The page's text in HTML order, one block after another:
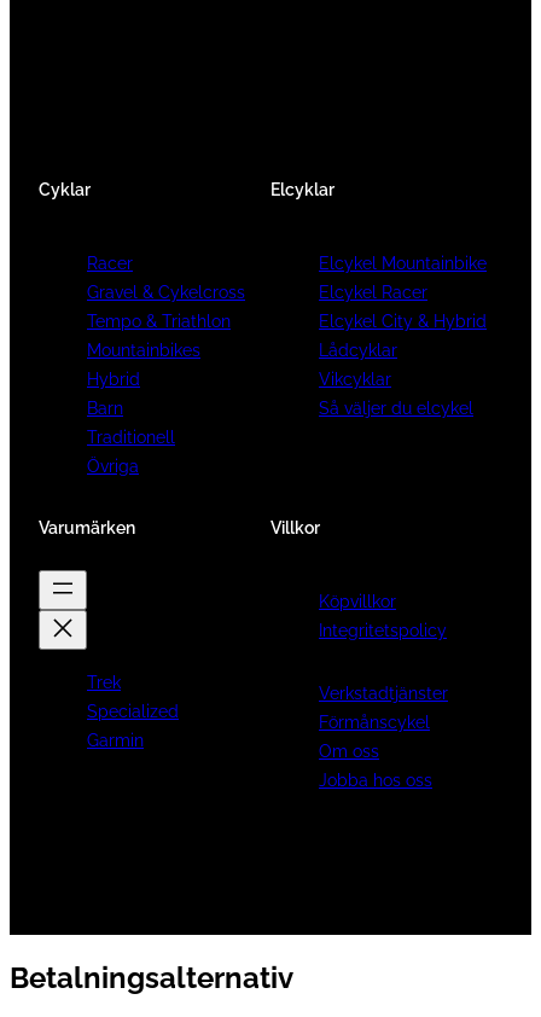
Cyklar
Racer
Gravel & Cykelcross
Tempo & Triathlon
Mountainbikes
Hybrid
Barn
Traditionell
Övriga
Elcyklar
Elcykel Mountainbike
Elcykel Racer
Elcykel City & Hybrid
Lådcyklar
Vikcyklar
Så väljer du elcykel
Varumärken
Trek
Specialized
Garmin
Villkor
Köpvillkor
Integritetspolicy
Verkstadtjänster
Förmånscykel
Om oss
Jobba hos oss
Betalningsalternativ